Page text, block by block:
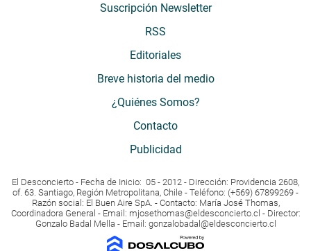
Suscripción Newsletter
RSS
Editoriales
Breve historia del medio
¿Quiénes Somos?
Contacto
Publicidad
El Desconcierto - Fecha de Inicio: 05 - 2012 - Dirección: Providencia 2608,
of. 63. Santiago, Región Metropolitana, Chile - Teléfono: (+569) 67899269 -
Razón social: El Buen Aire SpA. - Contacto: María José Thomas,
Coordinadora General - Email: mjosethomas@eldesconcierto.cl - Director:
Gonzalo Badal Mella - Email: gonzalobadal@eldesconcierto.cl